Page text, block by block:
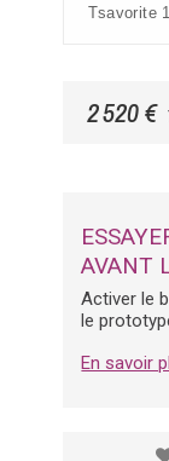
2 520 €
AVANT
Activer le
le
En savoir